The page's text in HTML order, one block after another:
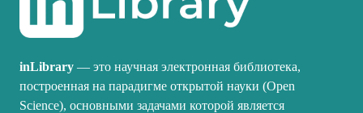
inLibrary — это научная электронная библиотека,
построенная на парадигме открытой науки (Open
Science), основными задачами которой является